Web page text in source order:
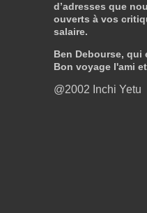
d’adresses que
ouverts à vos
salaire.
Ben Debourse,
Bon voyage l'ami
@2002 Inchi Yetu